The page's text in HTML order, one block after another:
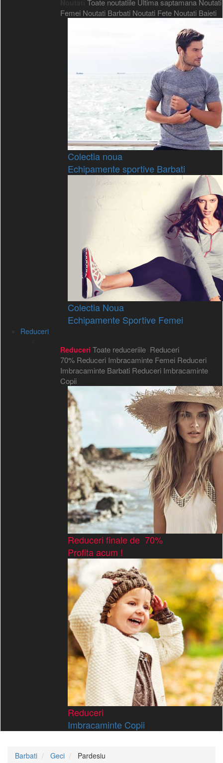
Toate noutatiile Ultima saptamana Noutati
Femei Noutati Barbati Noutati Fete Noutati Baieti
Colectia noua
Echipamente sportive Barbati
Colectia Noua
Echipamente Sportive Femei
Reduceri
Reduceri Toate reduceriile Reduceri
70% Reduceri Imbracaminte Femei Reduceri
Imbracaminte Barbati Reduceri Imbracaminte
Copii
Reduceri finale de 70%
Profita acum !
Reduceri
Imbracaminte Copii
Barbati Geci Pardesiu